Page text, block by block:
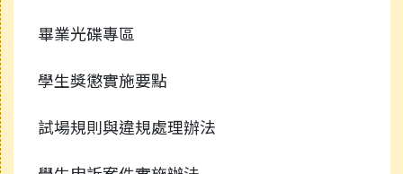
畢業光碟專區
學生獎懲實施要點
試場規則與違規處理辦法